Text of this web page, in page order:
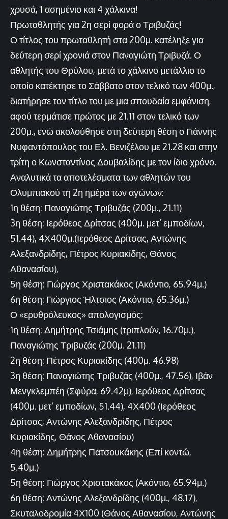
χρυσά, 1 ασημένιο και 4 χάλκινα!
Πρωταθλητής για 2η σερί φορά ο Τριβυζάς!
Ο τίτλος του πρωταθλητή στα 200μ. κατέληξε για
δεύτερη σερί χρονιά στον Παναγιώτη Τριβυζά. Ο
αθλητής του Θρύλου, μετά το χάλκινο μετάλλιο το
οποίο κατέκτησε το Σάββατο στον τελικό των 400μ.,
διατήρησε τον τίτλο του με μια σπουδαία εμφάνιση,
αφού τερμάτισε πρώτος με 21.11 στον τελικό των
200μ., ενώ ακολούθησε στη δεύτερη θέση ο Γιάννης
Νυφαντόπουλος του Ελ. Βενιζέλου με 21.28 και στην
τρίτη ο Κωνσταντίνος Δουβαλίδης με τον ίδιο χρόνο.
Αναλυτικά τα αποτελέσματα των αθλητών του
Ολυμπιακού τη 2η ημέρα των αγώνων:
1η θέση: Παναγιώτης Τριβυζάς (200μ., 21.11)
3η θέση: Ιερόθεος Δρίτσας (400μ. μετ’ εμποδίων,
51.44), 4Χ400μ.(Ιερόθεος Δρίτσας, Αντώνης
Αλεξανδρίδης, Πέτρος Κυριακίδης, Θάνος
Αθανασίου),
5η θέση: Γιώργος Χριστακάκος (Ακόντιο, 65.94μ.)
6η θέση: Γιώργιος Ήλτσιος (Ακόντιο, 65.36μ.)
Ο «ερυθρόλευκος» απολογισμός:
1η θέση: Δημήτρης Τσιάμης (τριπλούν, 16.70μ.),
Παναγιώτης Τριβυζάς (200μ. 21.11)
2η θέση: Πέτρος Κυριακίδης (400μ. 46.98)
3η θέση: Παναγιώτης Τριβυζάς (400μ., 47.56), Ιβάν
Μενγκλεμπέη (Σφύρα, 69.42μ), Ιερόθεος Δρίτσας
(400μ. μετ’ εμποδίων, 51.44), 4Χ400 (Ιερόθεος
Δρίτσας, Αντώνης Αλεξανδρίδης, Πέτρος
Κυριακίδης, Θάνος Αθανασίου)
4η θέση: Δημήτρης Πατσουκάκης (Επί κοντώ,
5.40μ.)
5η θέση: Γιώργος Χριστακάκος (Ακόντιο, 65.94μ.)
6η θέση: Αντώνης Αλεξανδρίδης (400μ., 48.17),
Σκυταλοδρομία 4Χ100 (Θάνος Αθανασίου, Αντώνης